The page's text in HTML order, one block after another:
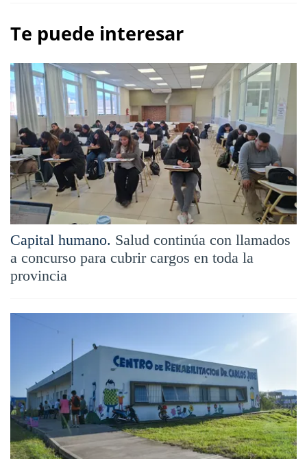
Te puede interesar
Capital humano. Salud continúa con llamados
a concurso para cubrir cargos en toda la
provincia